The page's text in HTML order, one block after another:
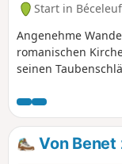
Start in
Angenehme
romanischen
seinen
an Kulturerbe und
Pouzay.
Barrières de
Von Benet